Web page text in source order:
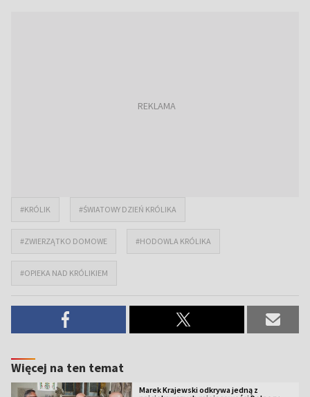
#KRÓLIK #ŚWIATOWY DZIEŃ KRÓLIKA
#ZWIERZĄTKO DOMOWE #HODOWLA KRÓLIKA
#OPIEKA NAD KRÓLIKIEM
Więcej na ten temat
Marek Krajewski odkrywa jedną z